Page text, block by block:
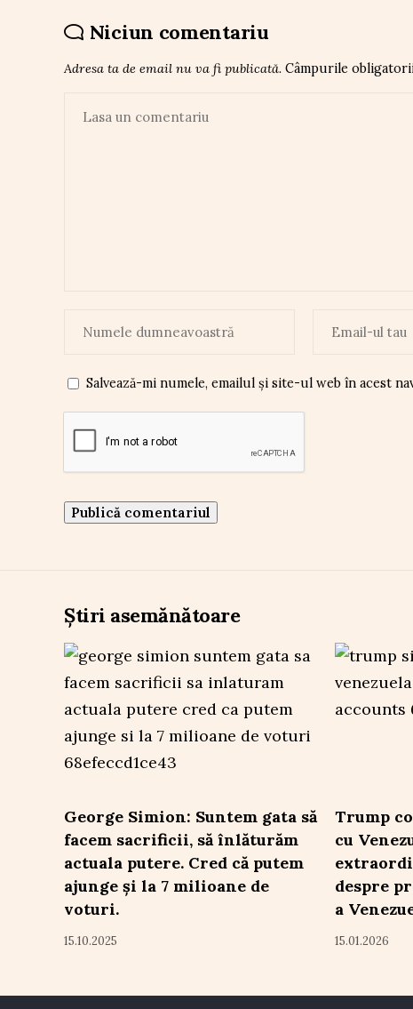
Niciun comentariu
Adresa ta de email nu va fi publicată. Câmpurile
Salvează-mi numele, emailul și site-ul web în acest
Știri asemănătoare
George Simion: Suntem gata să
facem sacrificii, să înlăturăm
actuala putere. Cred că putem
ajunge și la 7 milioane de
voturi.
15.10.2025
Trump
cu
despre
a
15.01.2026